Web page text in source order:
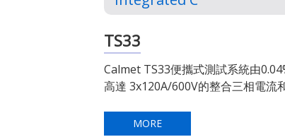
TS33
Calmet TS33便攜式測試系統由
高達 3x120A/600V的整合三相電流
MORE